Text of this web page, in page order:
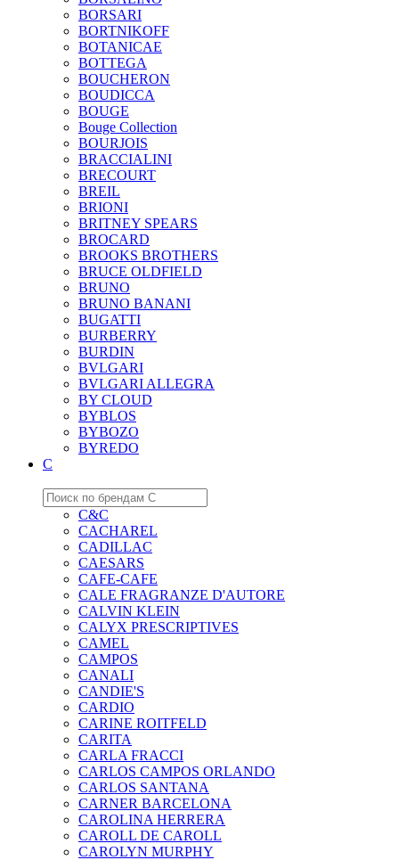
BORSARI
BORTNIKOFF
BOTANICAE
BOTTEGA
BOUCHERON
BOUDICCA
BOUGE
Bouge Collection
BOURJOIS
BRACCIALINI
BRECOURT
BREIL
BRIONI
BRITNEY SPEARS
BROCARD
BROOKS BROTHERS
BRUCE OLDFIELD
BRUNO
BRUNO BANANI
BUGATTI
BURBERRY
BURDIN
BVLGARI
BVLGARI ALLEGRA
BY CLOUD
BYBLOS
BYBOZO
BYREDO
C
C&C
CACHAREL
CADILLAC
CAESARS
CAFE-CAFE
CALE FRAGRANZE D'AUTORE
CALVIN KLEIN
CALYX PRESCRIPTIVES
CAMEL
CAMPOS
CANALI
CANDIE'S
CARDIO
CARINE ROITFELD
CARITA
CARLA FRACCI
CARLOS CAMPOS ORLANDO
CARLOS SANTANA
CARNER BARCELONA
CAROLINA HERRERA
CAROLL DE CAROLL
CAROLYN MURPHY